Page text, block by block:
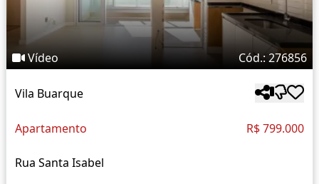
Vídeo Cód.: 276856
Vila Buarque
Apartamento R$ 799.000
Rua Santa Isabel